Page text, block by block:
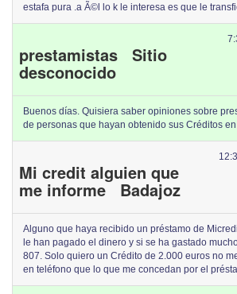
estafa pura .a Ã©l lo k le interesa es que le
prestamistas Sitio
desconocido
Buenos días. Quisiera saber opiniones sobre
de personas que hayan obtenido sus Créditos
Mi credit alguien que
me informe Badajoz
Alguno que haya recibido un préstamo de
le han pagado el dinero y si se ha gastado
807. Solo quiero un Crédito de 2.000 euros no
en teléfono que lo que me concedan por el